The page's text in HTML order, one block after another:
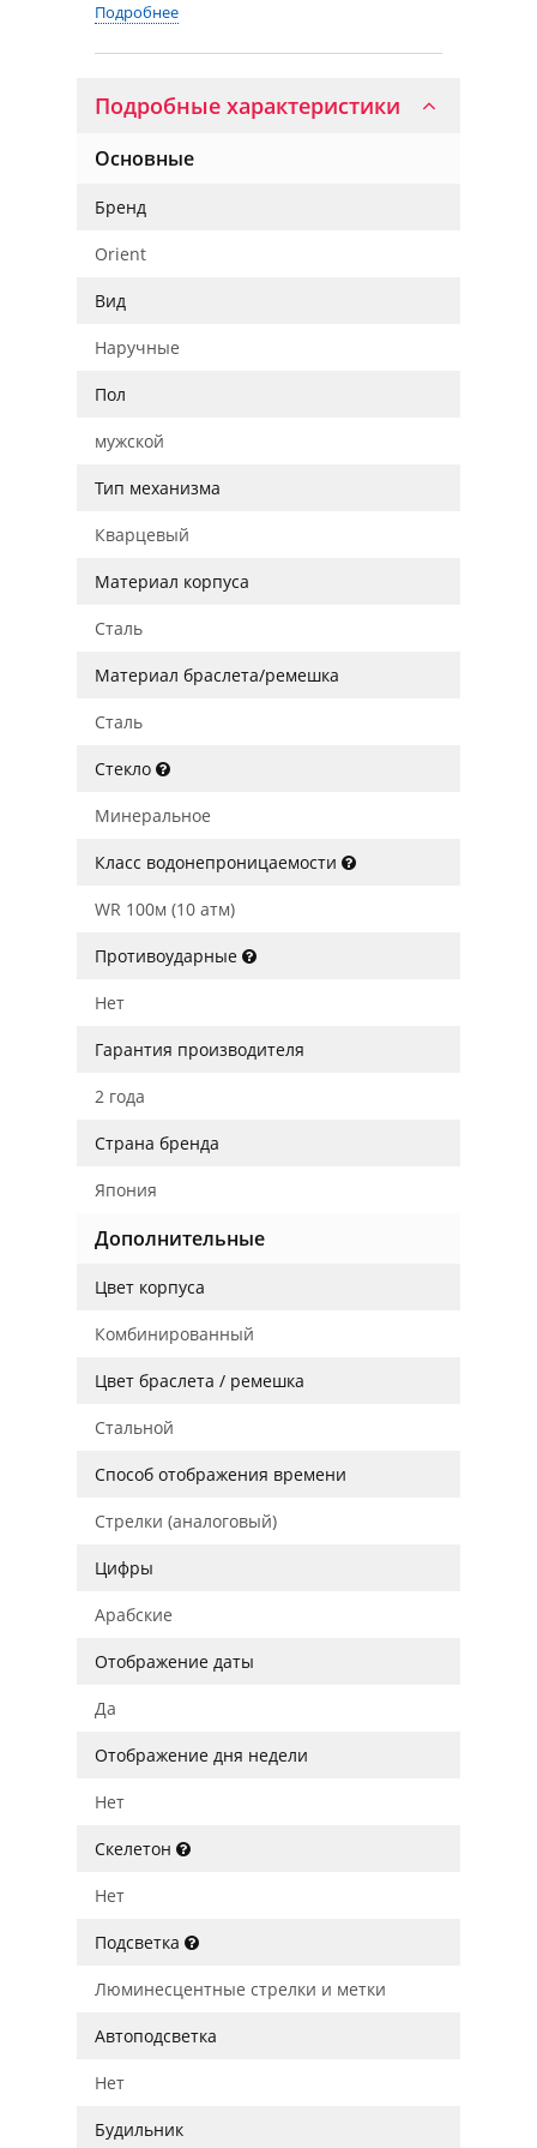
Подробнее
Подробные характеристики
Основные
Бренд
Orient
Вид
Наручные
Пол
мужской
Тип механизма
Кварцевый
Материал корпуса
Сталь
Материал браслета/ремешка
Сталь
Стекло
Минеральное
Класс водонепроницаемости
WR 100м (10 атм)
Противоударные
Нет
Гарантия производителя
2 года
Страна бренда
Япония
Дополнительные
Цвет корпуса
Комбинированный
Цвет браслета / ремешка
Стальной
Способ отображения времени
Стрелки (аналоговый)
Цифры
Арабские
Отображение даты
Да
Отображение дня недели
Нет
Скелетон
Нет
Подсветка
Люминесцентные стрелки и метки
Автоподсветка
Нет
Будильник